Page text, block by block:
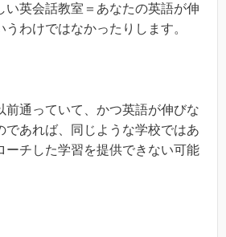
い英会話教室＝あなたの英語が伸
わけではなかったりします。
前通っていて、かつ英語が伸びな
であれば、同じような学校ではあ
ーチした学習を提供できない可能